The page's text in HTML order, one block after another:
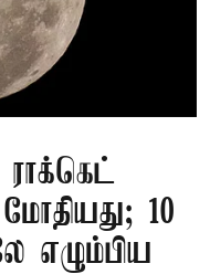
10
எழும்பிய